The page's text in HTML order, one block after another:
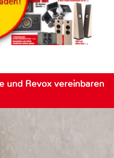
und Revox vereinbaren